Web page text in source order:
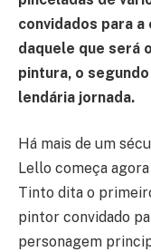
convidados para
daquele que será
pintura, o
lendária jornada.
Há mais de um
Lello começa
Tinto dita o
pintor convidado
personagem